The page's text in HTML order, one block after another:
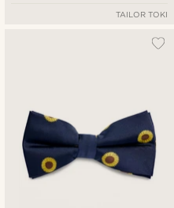
TAILOR TOKI